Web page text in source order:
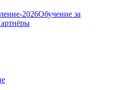
2026Обучение за